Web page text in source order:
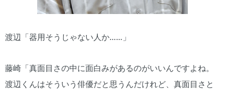
渡辺「器用そうじゃない人か……」
藤崎「真面目さの中に面白みがあるのがいいんですよね。
渡辺くんはそういう俳優だと思うんだけれど、真面目さと